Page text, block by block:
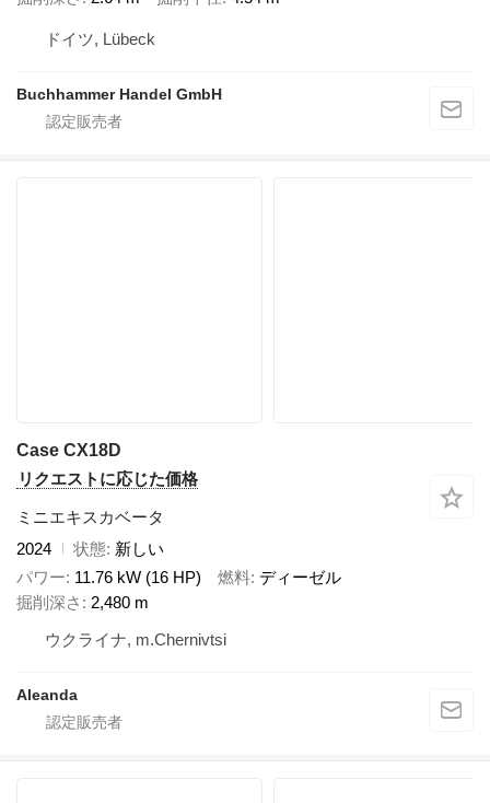
ドイツ, Lübeck
Buchhammer Handel GmbH
Case CX18D
リクエストに応じた価格
ミニエキスカベータ
2024
状態 新しい
パワー 11.76 kW (16 HP) 燃料 ディーゼル
掘削深さ
2,480 m
ウクライナ, m.Chernivtsi
Aleanda